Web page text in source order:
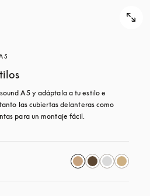
A5 y adáptala a tu estilo e
las cubiertas delanteras como
para un montaje fácil.